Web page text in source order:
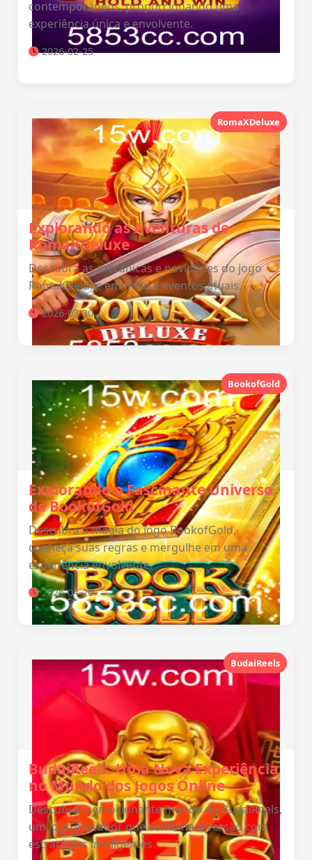
contemporâneos, proporcionando uma
experiência única e envolvente.
2026-02-25
RomaXDeluxe
Explorando as Aventuras de
RomaXDeluxe
Descubra as mecânicas e novidades do jogo
RomaXDeluxe em meio a eventos atuais.
2026-03-30
BookofGold
Explorando o Fascinante Universo
de BookofGold
Descubra a magia do jogo BookofGold,
conheça suas regras e mergulhe em uma
experiência envolvente.
2026-04-20
BudaiReels
BudaiReels: Uma Nova Experiência
no Mundo dos Jogos Online
Descubra o emocionante mundo de BudaiReels,
um jogo inovador que combina diversão com
estratégias inteligentes.